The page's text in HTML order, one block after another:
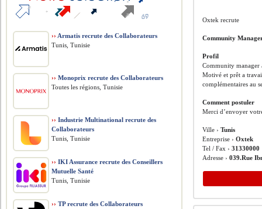
Oxtek recrute
Community
Profil
Community manager
Motivé et prêt a
complémentaires au
Comment postuler
Merci d’envoyer
Ville ›Tunis
Entreprise ›Oxtek
Tel / Fax ›31330000
Adresse ›039.Rue
›› Armatis recrute des Collaborateurs
Tunis, Tunisie
›› Monoprix recrute des Collaborateurs
Toutes les régions, Tunisie
›› Industrie Multinational recrute des
Collaborateurs
Tunis, Tunisie
›› IKI Assurance recrute des Conseillers
Mutuelle Santé
Tunis, Tunisie
›› TP recrute des Collaborateurs